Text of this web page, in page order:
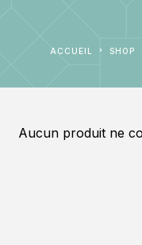
ACCUEIL SHOP
Aucun produit ne